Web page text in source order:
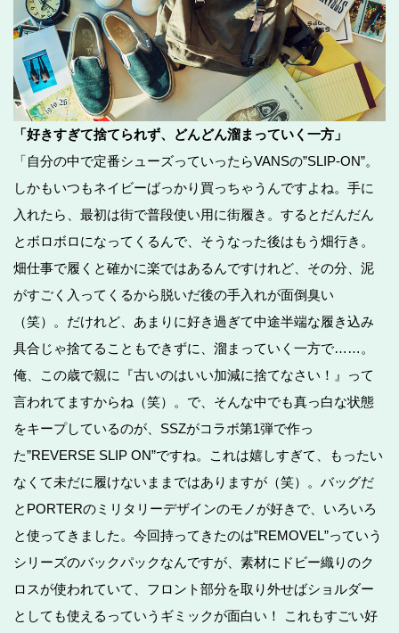
「好きすぎて捨てられず、どんどん溜まっていく一方」
「自分の中で定番シューズっていったらVANSの”SLIP-ON”。
しかもいつもネイビーばっかり買っちゃうんですよね。手に
入れたら、最初は街で普段使い用に街履き。するとだんだん
とボロボロになってくるんで、そうなった後はもう畑行き。
畑仕事で履くと確かに楽ではあるんですけれど、その分、泥
がすごく入ってくるから脱いだ後の手入れが面倒臭い
（笑）。だけれど、あまりに好き過ぎて中途半端な履き込み
具合じゃ捨てることもできずに、溜まっていく一方で……。
俺、この歳で親に『古いのはいい加減に捨てなさい！』って
言われてますからね（笑）。で、そんな中でも真っ白な状態
をキープしているのが、SSZがコラボ第1弾で作っ
た”REVERSE SLIP ON”ですね。これは嬉しすぎて、もったい
なくて未だに履けないままではありますが（笑）。バッグだ
とPORTERのミリタリーデザインのモノが好きで、いろいろ
と使ってきました。今回持ってきたのは”REMOVEL”っていう
シリーズのバックパックなんですが、素材にドビー織りのク
ロスが使われていて、フロント部分を取り外せばショルダー
としても使えるっていうギミックが面白い！ これもすごい好